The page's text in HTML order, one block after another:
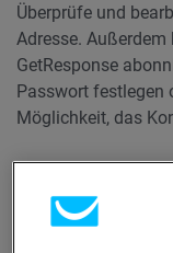
Überprüfe und
Adresse.
GetResponse
Passwort festlegen
Möglichkeit, das